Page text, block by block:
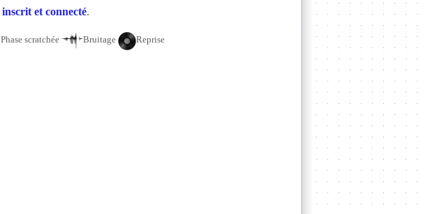
inscrit et connecté.
Phase scratchée Bruitage Reprise